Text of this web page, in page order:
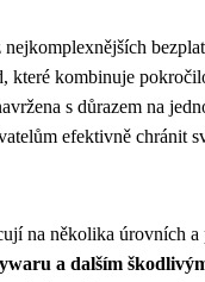
které kombinuje
s důrazem na
efektivně chránit
na několika úrovních
a dalším